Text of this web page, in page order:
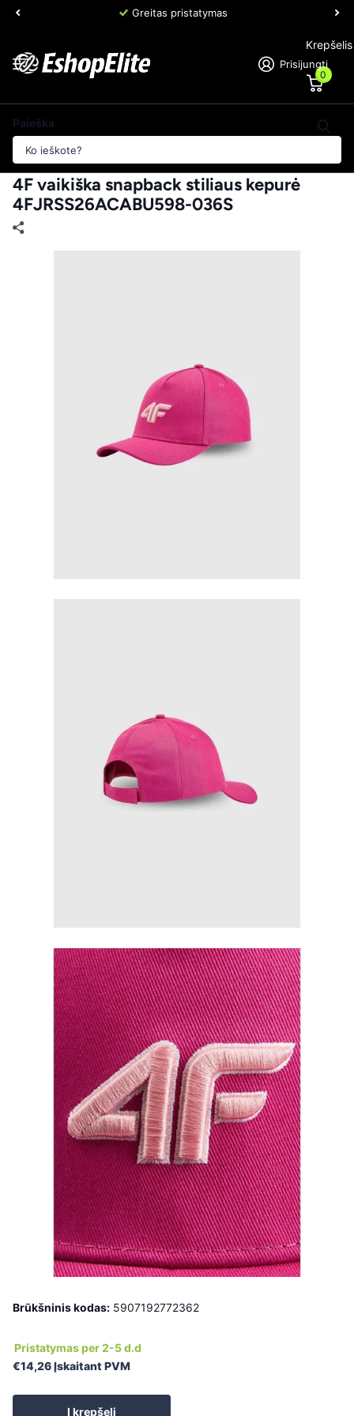
Greitas pristatymas
Paieška
Prisijungti
Krepšelis
0
4F vaikiška snapback stiliaus kepurė
4FJRSS26ACABU598-036S
Brūkšninis kodas: 5907192772362
Pristatymas per 2-5 d.d
€14,26 Įskaitant PVM
Į krepšelį